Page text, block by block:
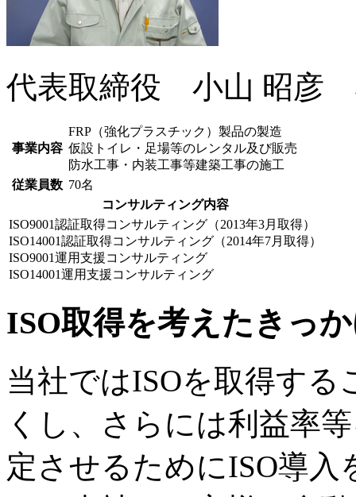
代表取締役 小山 昭彦
事業内容
FRP（強化プラスチック）製品の製造
仮設トイレ・足場等のレンタル及び販売
防水工事・内装工事等建築工事の施工
従業員数 70名
コンサルティング内容
ISO9001認証取得コンサルティング（2013年3月取得）
ISO14001認証取得コンサルティング（2014年7月取得）
ISO9001運用支援コンサルティング
ISO14001運用支援コンサルティング
ISO取得を考えたきっ
当社ではISOを取得す
くし、さらには利益率
定させるためにISO導入